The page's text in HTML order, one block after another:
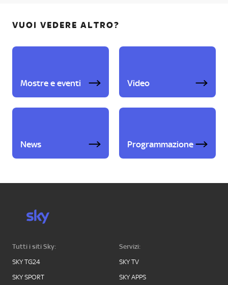
VUOI VEDERE ALTRO?
Mostre e eventi Video
News Programmazione
Tutti i siti Sky:
SKY TG24
SKY SPORT
Servizi:
SKY TV
SKY APPS